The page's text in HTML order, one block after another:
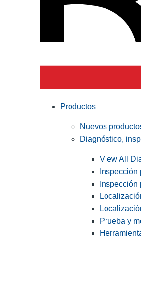
Productos
Nuevos
Diagnóstico,
View All
Inspección
Prueba y